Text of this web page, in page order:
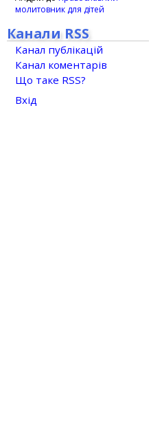
молитовник для дітей
Канали RSS
Канал публікацій
Канал коментарів
Що таке RSS?
Вхід